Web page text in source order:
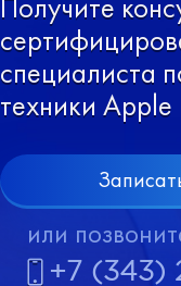
специалиста
техники Apple
или
+7 (343)